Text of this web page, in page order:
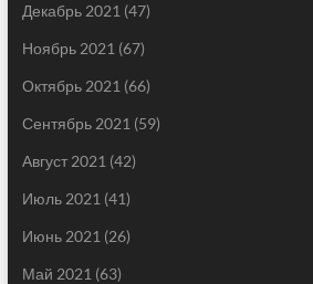
Декабрь 2021 (47)
Ноябрь 2021 (67)
Октябрь 2021 (66)
Сентябрь 2021 (59)
Август 2021 (42)
Июль 2021 (41)
Июнь 2021 (26)
Май 2021 (63)